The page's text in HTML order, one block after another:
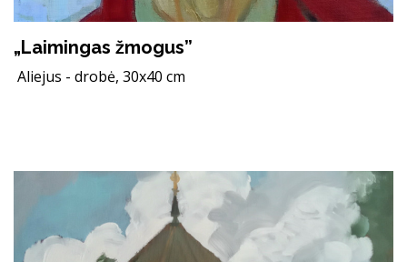
„Laimingas žmogus”
Aliejus - drobė, 30x40 cm